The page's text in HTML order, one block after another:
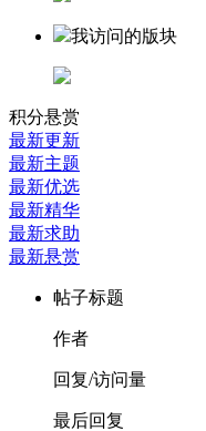
我访问的版块
积分悬赏
最新更新
最新主题
最新优选
最新精华
最新求助
最新悬赏
帖子标题
作者
回复/访问量
最后回复